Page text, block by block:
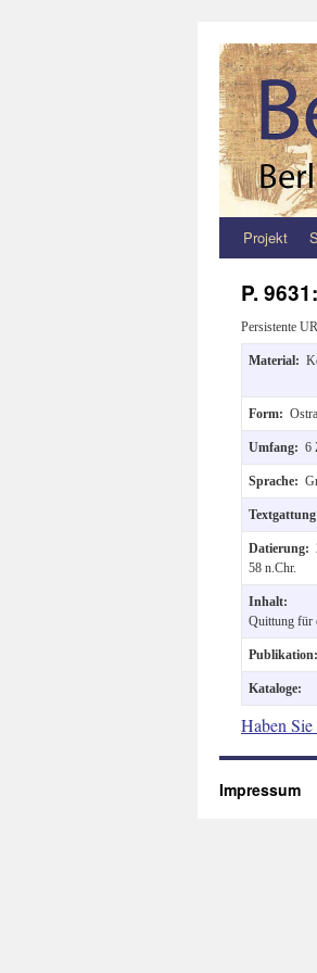
Zum
springen
Projekt
P. 9631:
Persistente
Material:
Form:
Umfang: 6
Sprache:
Datierung:
58 n.Chr.
Inhalt:
Quittung für
Publikation:
Kataloge:
Haben
Impressum